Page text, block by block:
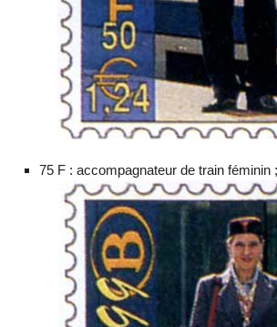
75 F : accompagnateur de train féminin ;